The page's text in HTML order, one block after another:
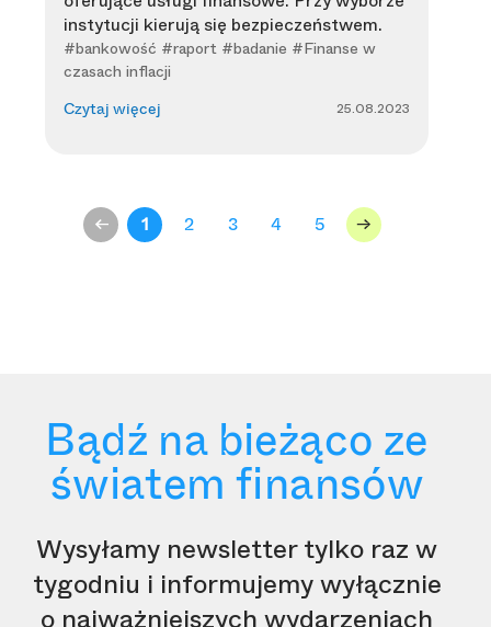
instytucji kierują się bezpieczeństwem.
#bankowość #raport #badanie #Finanse w
czasach inflacji
Czytaj więcej 25.08.2023
<- 1 2 3 4 5 ->
Bądź na bieżąco ze
światem finansów
Wysyłamy newsletter tylko raz w
tygodniu i informujemy wyłącznie
o najważniejszych wydarzeniach